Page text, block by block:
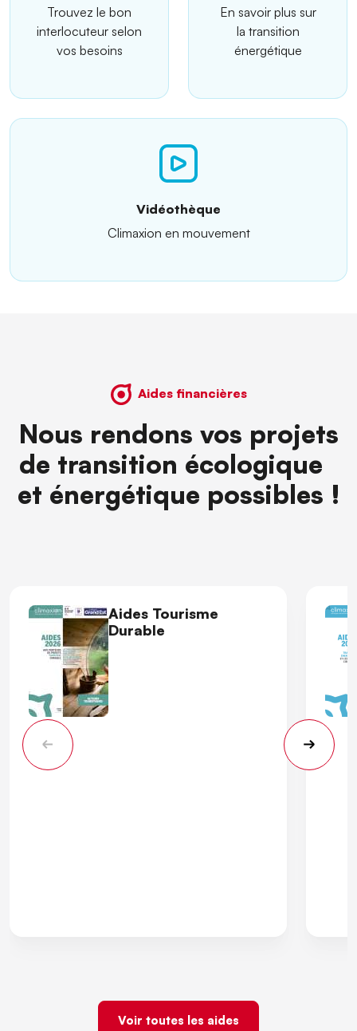
Trouvez le bon
interlocuteur selon
vos besoins
En savoir plus sur
la transition
énergétique
Vidéothèque
Climaxion en mouvement
Aides financières
Nous rendons vos projets
de transition écologique
et énergétique possibles !
Aides Tourisme
Durable
Voir toutes les aides